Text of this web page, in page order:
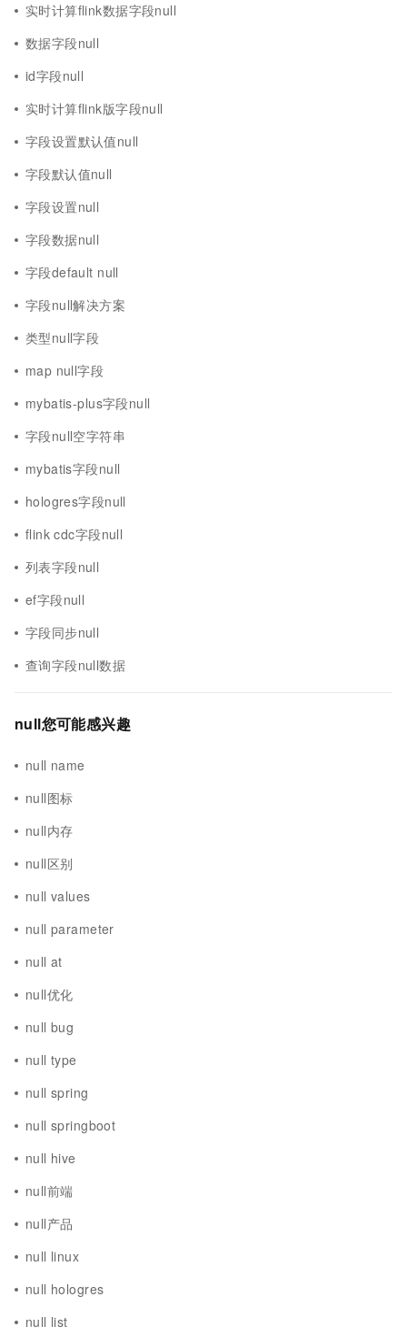
实时计算flink数据字段null
数据字段null
id字段null
实时计算flink版字段null
字段设置默认值null
字段默认值null
字段设置null
字段数据null
字段default null
字段null解决方案
类型null字段
map null字段
mybatis-plus字段null
字段null空字符串
mybatis字段null
hologres字段null
flink cdc字段null
列表字段null
ef字段null
字段同步null
查询字段null数据
null您可能感兴趣
null name
null图标
null内存
null区别
null values
null parameter
null at
null优化
null bug
null type
null spring
null springboot
null hive
null前端
null产品
null linux
null hologres
null list